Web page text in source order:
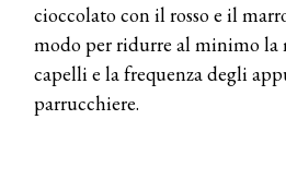
cioccolato con il rosso e il
modo per ridurre al minimo la
capelli e la frequenza degli
parrucchiere.